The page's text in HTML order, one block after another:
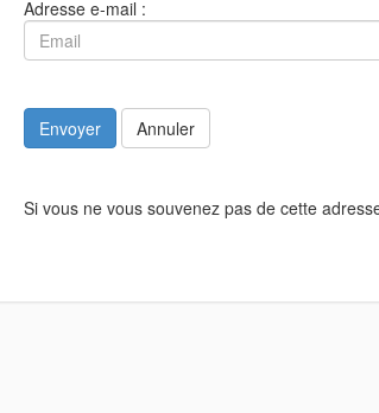
Adresse e-mail :
Envoyer Annuler
Si vous ne vous souvenez pas de cette